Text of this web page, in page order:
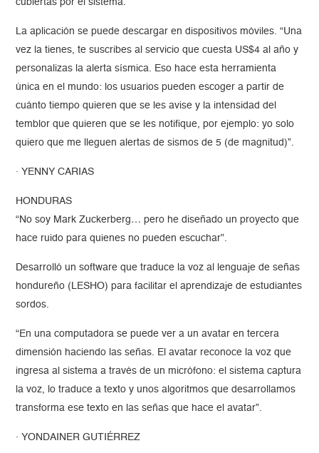
cubiertas por el sistema.
La aplicación se puede descargar en dispositivos móviles. “Una
vez la tienes, te suscribes al servicio que cuesta US$4 al año y
personalizas la alerta sísmica. Eso hace esta herramienta
única en el mundo: los usuarios pueden escoger a partir de
cuánto tiempo quieren que se les avise y la intensidad del
temblor que quieren que se les notifique, por ejemplo: yo solo
quiero que me lleguen alertas de sismos de 5 (de magnitud)”.
· YENNY CARIAS
HONDURAS
“No soy Mark Zuckerberg… pero he diseñado un proyecto que
hace ruido para quienes no pueden escuchar”.
Desarrolló un software que traduce la voz al lenguaje de señas
hondureño (LESHO) para facilitar el aprendizaje de estudiantes
sordos.
“En una computadora se puede ver a un avatar en tercera
dimensión haciendo las señas. El avatar reconoce la voz que
ingresa al sistema a través de un micrófono: el sistema captura
la voz, lo traduce a texto y unos algoritmos que desarrollamos
transforma ese texto en las señas que hace el avatar”.
· YONDAINER GUTIÉRREZ